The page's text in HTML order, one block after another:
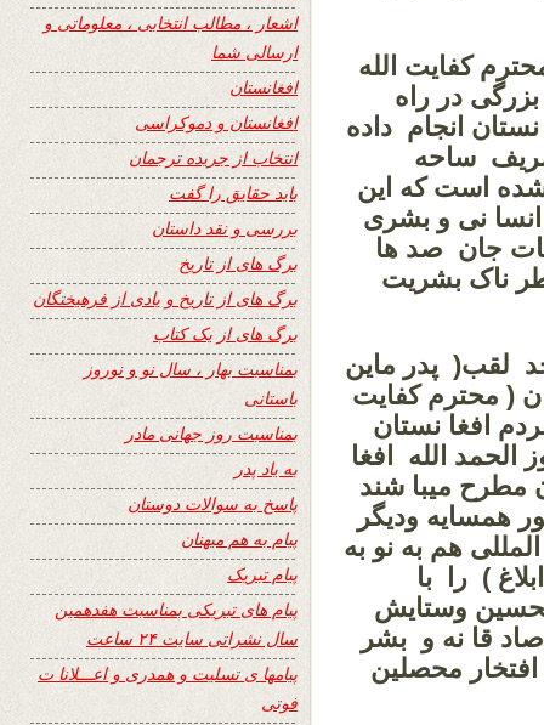
کفایت الله
بزرگی در راه
انجام داده
ساحه
شده است که این
نی و بشری
جان صد ها
ناک بشریت
لقب( پدر ماین
( محترم کفایت
افغا نستان
الحمد الله افغا
مطرح میبا شند
همسایه ودیگر
هم به نو به
) را با
وستايش
قا نه و بشر
افتخار محصلین
اشعار ، مطالب انتخابی ، معلوماتی و
ارسالی شما
افغانستان
افغانستان و دموکراسی
انتخاب از جریده ترجمان
باید حقایق را گفت
بررسی و نقد داستان
برگ های از تاریخ
برگ های از تاریخ و یادی از فرهیختگان
برگ های از یک کتاب
بمناسبت بهار ، سال نو و نوروز
باستانی
بمناسبت روز جهانی مادر
به یاد پدر
پاسخ به سوالات دوستان
پیام به هم میهنان
پیام تبریک
پیام های تبریکی بمناسبت هفدهمین
سال نشراتی سایت ۲۴ ساعت
پیامها ی تسلیت و همدری و اعـــلانا ت
فوتی